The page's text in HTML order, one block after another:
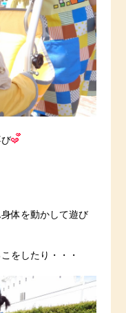
体を動かして遊び
をしたり・・・